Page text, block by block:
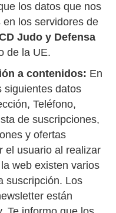
los datos que nos
los servidores de
Judo y Defensa
de la UE.
a contenidos: En
siguientes datos
Teléfono,
de suscripciones,
y ofertas
el usuario al realizar
web existen varios
suscripción. Los
están